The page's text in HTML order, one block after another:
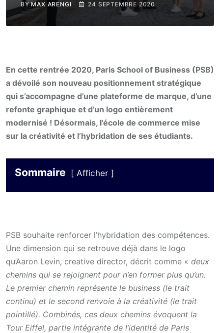
BYMAX ARENGI 24 SEPTEMBRE 2020
En cette rentrée 2020, Paris School of Business (PSB)
a dévoilé son nouveau positionnement stratégique
qui s’accompagne d’une plateforme de marque, d’une
refonte graphique et d’un logo entièrement
modernisé ! Désormais, l’école de commerce mise
sur la créativité et l’hybridation de ses étudiants.
Sommaire Afficher
PSB souhaite renforcer l’hybridation des compétences.
Une dimension qui se retrouve déjà dans le logo
qu’Aaron Levin, creative director, décrit comme « deux
chemins qui se rejoignent pour n’en former plus qu’un.
Le premier chemin représente le business (le trait
continu) et le second renvoie à la créativité (le trait
pointillé). Combinés, ces deux chemins évoquent la
Tour Eiffel, partie intégrante de l’identité de Paris